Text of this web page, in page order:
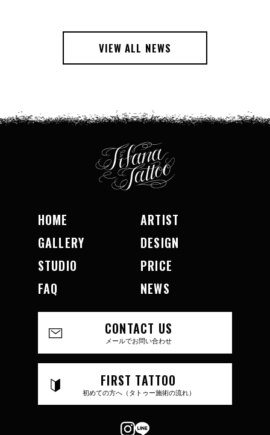
VIEW ALL NEWS
HOME
ARTIST
GALLERY
DESIGN
STUDIO
PRICE
FAQ
NEWS
CONTACT US
メールでお問い合わせ
FIRST TATTOO
初めての方へ（タトゥー施術の流れ）